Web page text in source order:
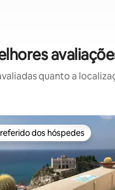
quanto a
dos hóspedes
dos hóspedes